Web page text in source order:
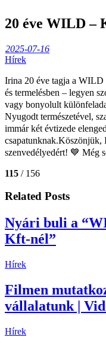
20 éve WILD –
2025-07-16
Hírek
Irina 20 éve tagja a WILD
és termelésben – legyen
vagy bonyolult
Nyugodt természetével,
immár két évtizede
csapatunknak.Köszönjük,
szenvedélyedért! 💙 Még
115 / 156
Related Posts
Nyári buli a
Kft-nél”
Hírek
Filmen
vállalatunk |
Hírek